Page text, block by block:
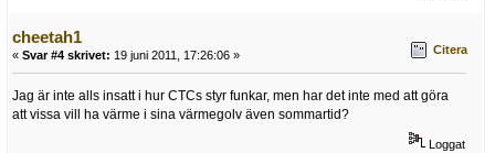
cheetah1
« Svar #4 skrivet: 19 juni 2011, 17:26:06 » Citera
Jag är inte alls insatt i hur CTCs styr funkar, men har det inte med att göra
att vissa vill ha värme i sina värmegolv även sommartid?
Loggat